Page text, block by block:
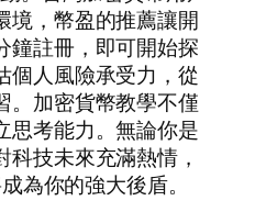
境，幣盈的推薦讓開
鐘註冊，即可開始探
個人風險承受力，從
。加密貨幣教學不僅
思考能力。無論你是
技未來充滿熱情，
為你的強大後盾。